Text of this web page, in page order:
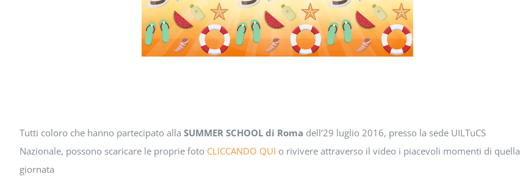
Tutti coloro che hanno partecipato alla SUMMER SCHOOL di Roma dell’29 luglio 2016, presso la sede UILTuCS
Nazionale, possono scaricare le proprie foto CLICCANDO QUI o rivivere attraverso il video i piacevoli momenti di quella
giornata